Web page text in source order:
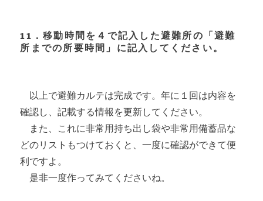
11．移動時間を４で記入した避難所の「避難
所までの所要時間」に記入してください。
以上で避難カルテは完成です。年に１回は内容を
確認し、記載する情報を更新してください。
また、これに非常用持ち出し袋や非常用備蓄品な
どのリストもつけておくと、一度に確認ができて便
利ですよ。
是非一度作ってみてくださいね。